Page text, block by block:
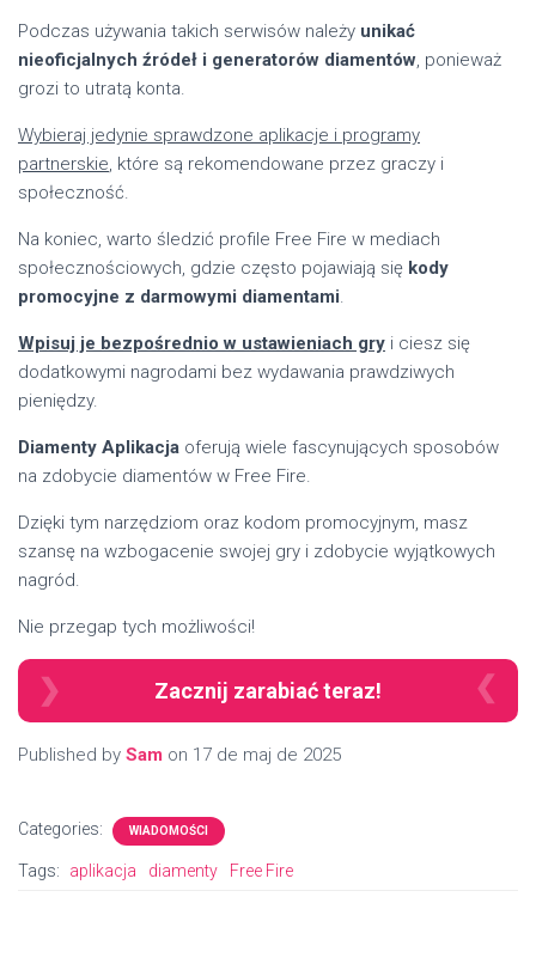
Podczas używania takich serwisów należy unikać
nieoficjalnych źródeł i generatorów diamentów, ponieważ
grozi to utratą konta.
Wybieraj jedynie sprawdzone aplikacje i programy
partnerskie, które są rekomendowane przez graczy i
społeczność.
Na koniec, warto śledzić profile Free Fire w mediach
społecznościowych, gdzie często pojawiają się kody
promocyjne z darmowymi diamentami.
Wpisuj je bezpośrednio w ustawieniach gry i ciesz się
dodatkowymi nagrodami bez wydawania prawdziwych
pieniędzy.
Diamenty Aplikacja oferują wiele fascynujących sposobów
na zdobycie diamentów w Free Fire.
Dzięki tym narzędziom oraz kodom promocyjnym, masz
szansę na wzbogacenie swojej gry i zdobycie wyjątkowych
nagród.
Nie przegap tych możliwości!
Zacznij zarabiać teraz!
Published by Sam on 17 de maj de 2025
Categories: WIADOMOŚCI
Tags: aplikacja diamenty Free Fire